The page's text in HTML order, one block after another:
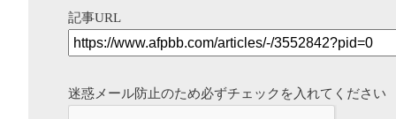
記事URL
迷惑メール防止のため必ずチェックを入れてください